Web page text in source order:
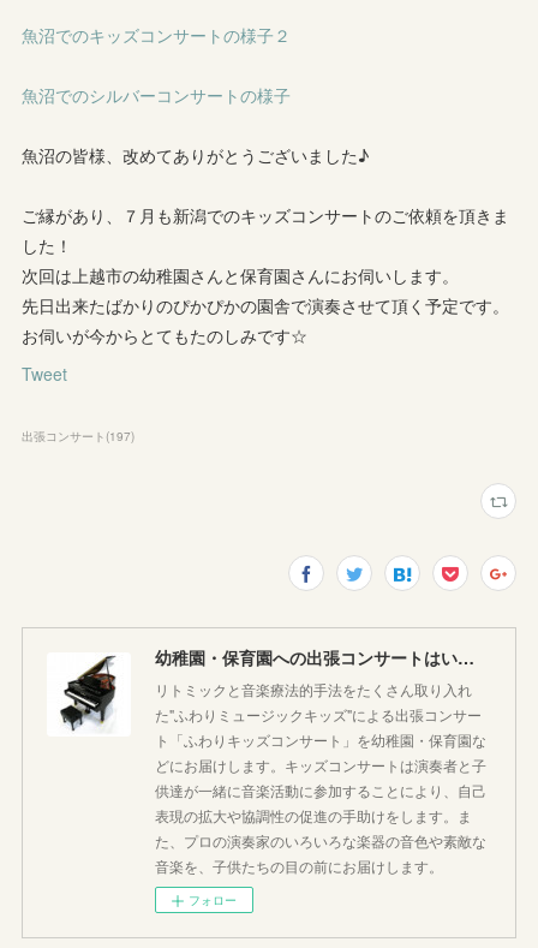
魚沼でのキッズコンサートの様子２
魚沼でのシルバーコンサートの様子
魚沼の皆様、改めてありがとうございました♪
ご縁があり、７月も新潟でのキッズコンサートのご依頼を頂きま
した！
次回は上越市の幼稚園さんと保育園さんにお伺いします。
先日出来たばかりのぴかぴかの園舎で演奏させて頂く予定です。
お伺いが今からとてもたのしみです☆
Tweet
出張コンサート (197)
幼稚園・保育園への出張コンサートはいかがですか♪
リトミックと音楽療法的手法をたくさん取り入れ
た"ふわりミュージックキッズ"による出張コンサー
ト「ふわりキッズコンサート」を幼稚園・保育園な
どにお届けします。キッズコンサートは演奏者と子
供達が一緒に音楽活動に参加することにより、自己
表現の拡大や協調性の促進の手助けをします。ま
た、プロの演奏家のいろいろな楽器の音色や素敵な
音楽を、子供たちの目の前にお届けします。
フォロー